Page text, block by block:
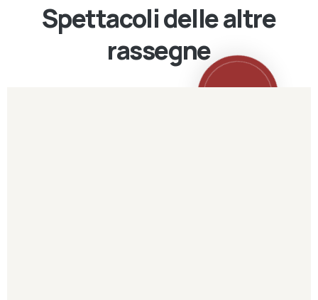
Spettacoli delle altre
rassegne